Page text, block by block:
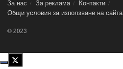
За нас За реклама
Контакти
Общи условия за използване на сайта
© 2023